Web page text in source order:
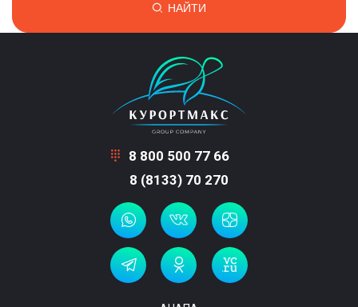
НАЙТИ
8 800 500 77 66
8 (8133) 70 270